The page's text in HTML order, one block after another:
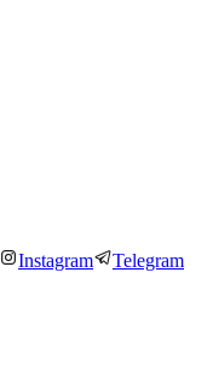
Instagram Telegram